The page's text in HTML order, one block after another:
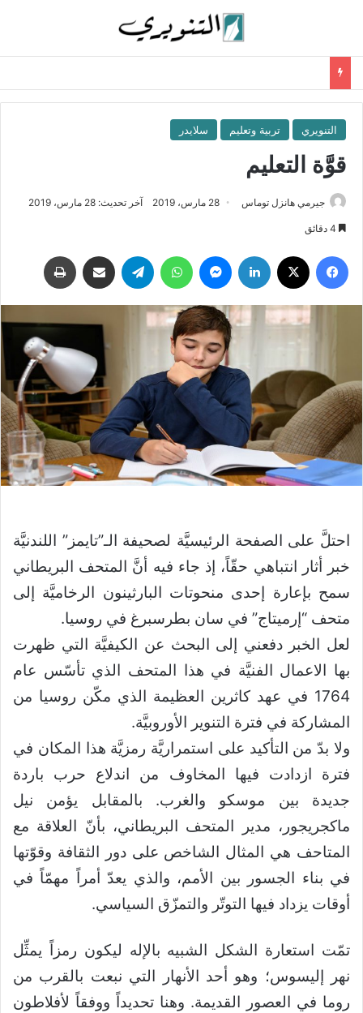
التنويري تربية وتعليم سلايدر
قوَّة التعليم
جيرمي هانزل توماس 28 مارس، 2019 آخر تحديث: 28 مارس، 2019
فيسبوك لينكدإن ماسنجر واتساب تيلقرام مشاركة عبر البريد
احتلَّ على الصفحة الرئيسيَّة لصحيفة الـ”تايمز” اللندنيَّة
خبر أثار انتباهي حقّاً، إذ جاء فيه أنَّ المتحف البريطاني
سمح بإعارة إحدى منحوتات البارثينون الرخاميَّة إلى
متحف “إرميتاج” في سان بطرسبرغ في روسيا.
لعل الخبر دفعني إلى البحث عن الكيفيَّة التي ظهرت
بها الاعمال الفنيَّة في هذا المتحف الذي تأسّس عام
1764 في عهد كاثرين العظيمة الذي مكّن روسيا من
المشاركة في فترة التنوير الأوروبيَّة.
ولا بدّ من التأكيد على استمراريَّة رمزيَّة هذا المكان في
فترة ازدادت فيها المخاوف من اندلاع حرب باردة
جديدة بين موسكو والغرب. بالمقابل يؤمن نيل
ماكجريجور، مدير المتحف البريطاني، بأنّ العلاقة مع
المتاحف هي المثال الشاخص على دور الثقافة وقوّتها
في بناء الجسور بين الأمم، والذي يعدّ أمراً مهمّاً في
أوقات يزداد فيها التوتّر والتمزّق السياسي.
تمّت استعارة الشكل الشبيه بالإله ليكون رمزاً يمثِّل
نهر إليسوس؛ وهو أحد الأنهار التي نبعت بالقرب من
روما في العصور القديمة. وهنا تحديداً ووفقاً لأفلاطون